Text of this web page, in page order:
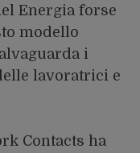
Energia forse
modello
i
lavoratrici e
Contacts ha